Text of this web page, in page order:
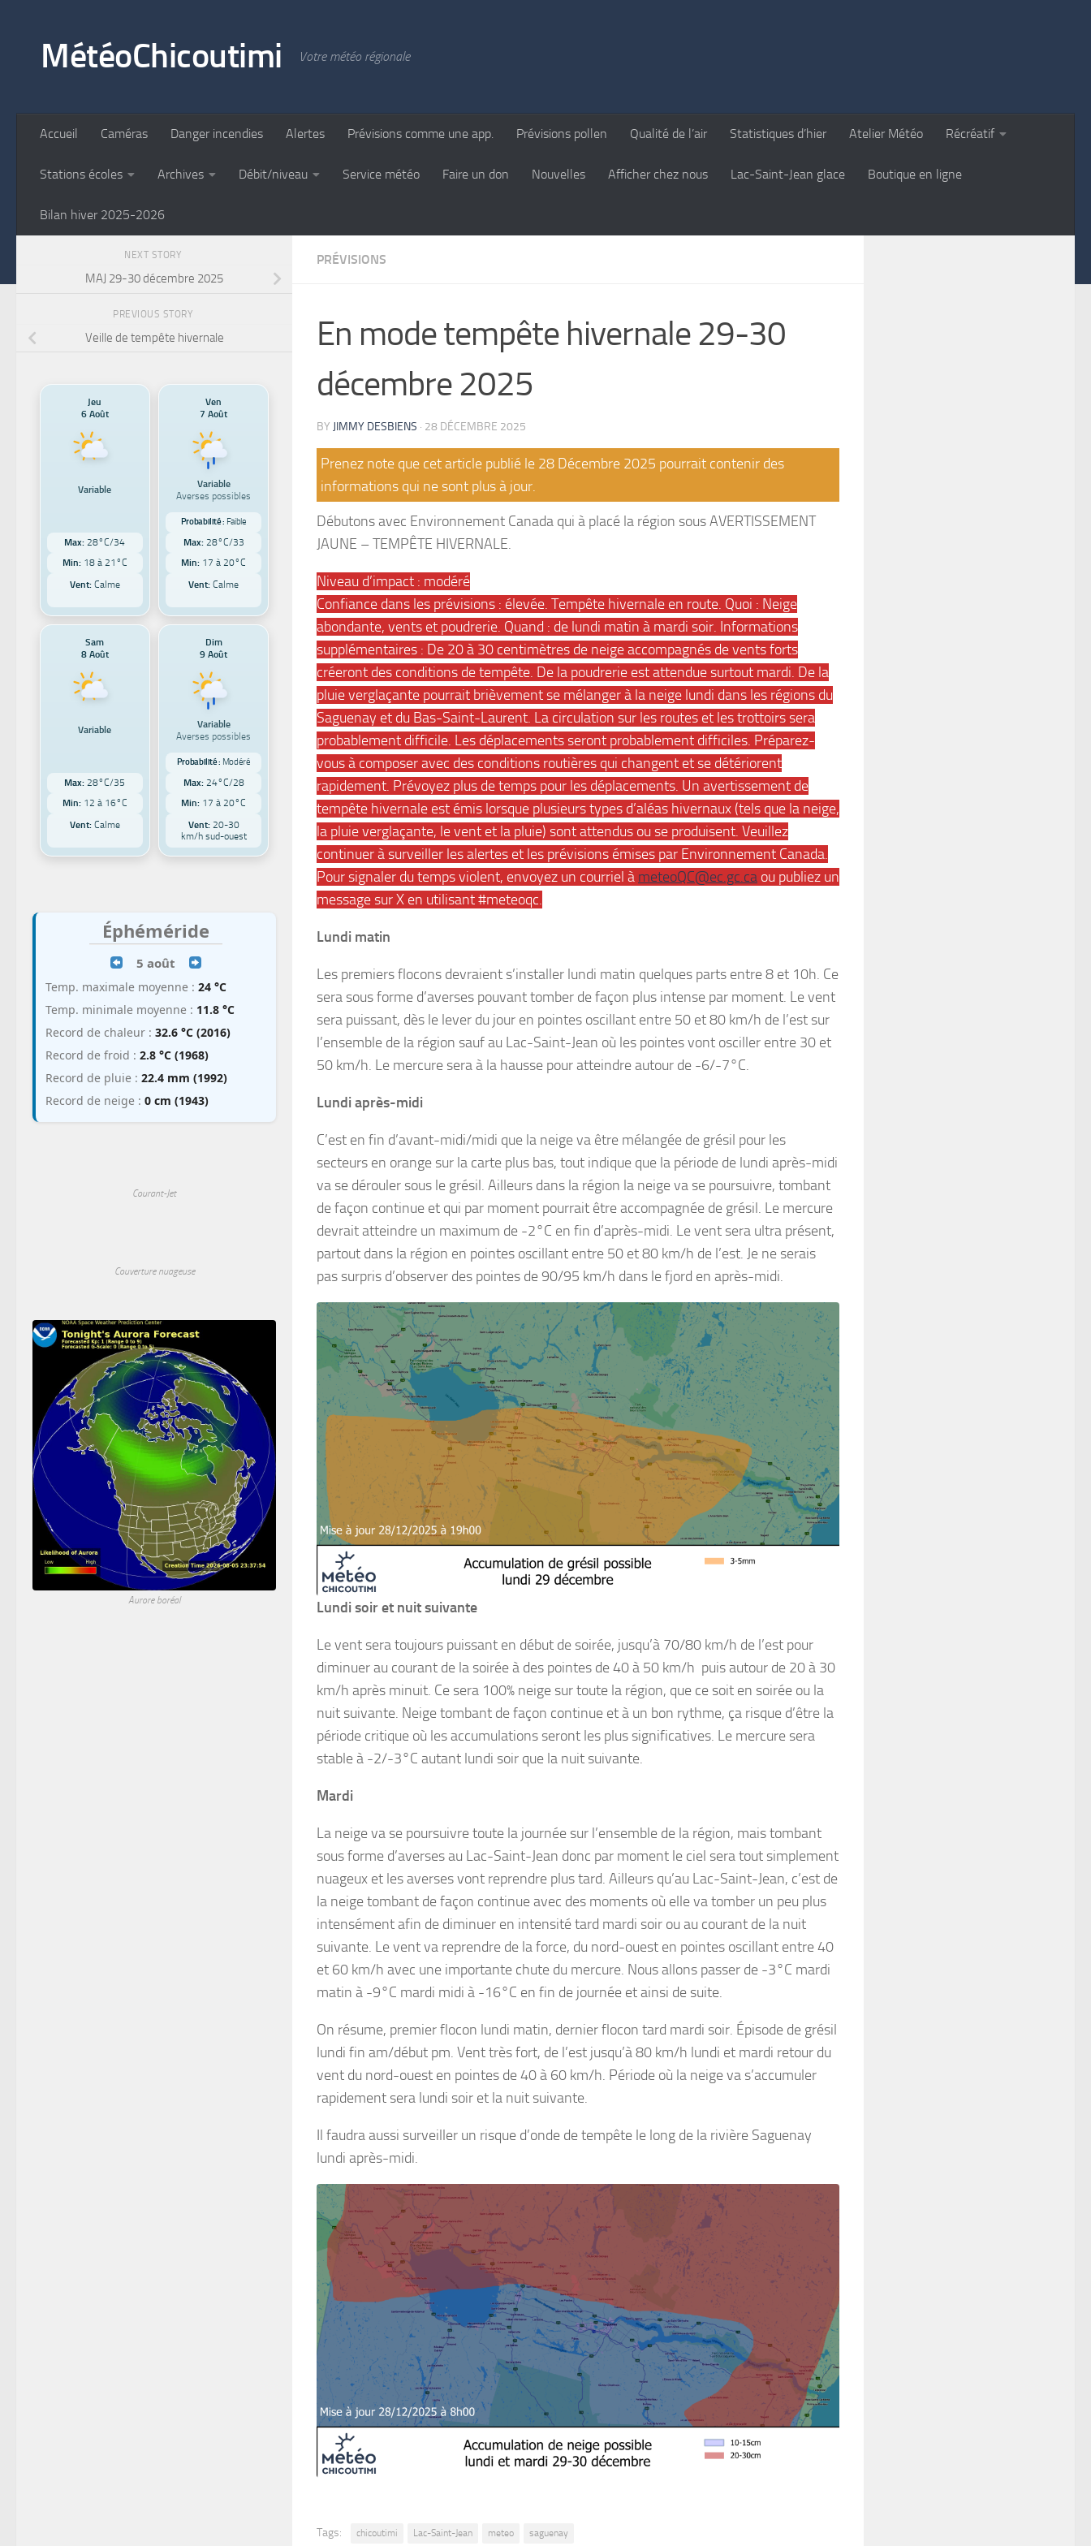
MétéoChicoutimi Votre météo régionale
Accueil Caméras Danger incendies Alertes Prévisions comme une app. Prévisions pollen Qualité de l’air Statistiques d’hier Atelier Météo Récréatif
Stations écoles Archives Débit/niveau Service météo Faire un don Nouvelles Afficher chez nous Lac-Saint-Jean glace Boutique en ligne
Bilan hiver 2025-2026
PRÉVISIONS
En mode tempête hivernale 29-30
décembre 2025
BY JIMMY DESBIENS · 28 DÉCEMBRE 2025
Prenez note que cet article publié le 28 Décembre 2025 pourrait contenir des
informations qui ne sont plus à jour.
Débutons avec Environnement Canada qui à placé la région sous AVERTISSEMENT
JAUNE – TEMPÊTE HIVERNALE.
Niveau d’impact : modéré
Confiance dans les prévisions : élevée. Tempête hivernale en route. Quoi : Neige
abondante, vents et poudrerie. Quand : de lundi matin à mardi soir. Informations
supplémentaires : De 20 à 30 centimètres de neige accompagnés de vents forts
créeront des conditions de tempête. De la poudrerie est attendue surtout mardi. De la
pluie verglaçante pourrait brièvement se mélanger à la neige lundi dans les régions du
Saguenay et du Bas-Saint-Laurent. La circulation sur les routes et les trottoirs sera
probablement difficile. Les déplacements seront probablement difficiles. Préparez-
vous à composer avec des conditions routières qui changent et se détériorent
rapidement. Prévoyez plus de temps pour les déplacements. Un avertissement de
tempête hivernale est émis lorsque plusieurs types d’aléas hivernaux (tels que la neige,
la pluie verglaçante, le vent et la pluie) sont attendus ou se produisent. Veuillez
continuer à surveiller les alertes et les prévisions émises par Environnement Canada.
Pour signaler du temps violent, envoyez un courriel à meteoQC@ec.gc.ca ou publiez un
message sur X en utilisant #meteoqc.
Lundi matin
Les premiers flocons devraient s’installer lundi matin quelques parts entre 8 et 10h. Ce
sera sous forme d’averses pouvant tomber de façon plus intense par moment. Le vent
sera puissant, dès le lever du jour en pointes oscillant entre 50 et 80 km/h de l’est sur
l’ensemble de la région sauf au Lac-Saint-Jean où les pointes vont osciller entre 30 et
50 km/h. Le mercure sera à la hausse pour atteindre autour de -6/-7°C.
Lundi après-midi
C’est en fin d’avant-midi/midi que la neige va être mélangée de grésil pour les
secteurs en orange sur la carte plus bas, tout indique que la période de lundi après-midi
va se dérouler sous le grésil. Ailleurs dans la région la neige va se poursuivre, tombant
de façon continue et qui par moment pourrait être accompagnée de grésil. Le mercure
devrait atteindre un maximum de -2°C en fin d’après-midi. Le vent sera ultra présent,
partout dans la région en pointes oscillant entre 50 et 80 km/h de l’est. Je ne serais
pas surpris d’observer des pointes de 90/95 km/h dans le fjord en après-midi.
Lundi soir et nuit suivante
Le vent sera toujours puissant en début de soirée, jusqu’à 70/80 km/h de l’est pour
diminuer au courant de la soirée à des pointes de 40 à 50 km/h puis autour de 20 à 30
km/h après minuit. Ce sera 100% neige sur toute la région, que ce soit en soirée ou la
nuit suivante. Neige tombant de façon continue et à un bon rythme, ça risque d’être la
période critique où les accumulations seront les plus significatives. Le mercure sera
stable à -2/-3°C autant lundi soir que la nuit suivante.
Mardi
La neige va se poursuivre toute la journée sur l’ensemble de la région, mais tombant
sous forme d’averses au Lac-Saint-Jean donc par moment le ciel sera tout simplement
nuageux et les averses vont reprendre plus tard. Ailleurs qu’au Lac-Saint-Jean, c’est de
la neige tombant de façon continue avec des moments où elle va tomber un peu plus
intensément afin de diminuer en intensité tard mardi soir ou au courant de la nuit
suivante. Le vent va reprendre de la force, du nord-ouest en pointes oscillant entre 40
et 60 km/h avec une importante chute du mercure. Nous allons passer de -3°C mardi
matin à -9°C mardi midi à -16°C en fin de journée et ainsi de suite.
On résume, premier flocon lundi matin, dernier flocon tard mardi soir. Épisode de grésil
lundi fin am/début pm. Vent très fort, de l’est jusqu’à 80 km/h lundi et mardi retour du
vent du nord-ouest en pointes de 40 à 60 km/h. Période où la neige va s’accumuler
rapidement sera lundi soir et la nuit suivante.
Il faudra aussi surveiller un risque d’onde de tempête le long de la rivière Saguenay
lundi après-midi.
Tags: chicoutimi Lac-Saint-Jean meteo saguenay
NEXT STORY
MAJ 29-30 décembre 2025
PREVIOUS STORY
Veille de tempête hivernale
Jeu
6 Août
Variable
Max: 28°C/34
Min: 18 à 21°C
Vent:Calme
Ven
7 Août
Variable
Averses possibles
Probabilité : Faible
Max: 28°C/33
Min: 17 à 20°C
Vent: Calme
Sam
8 Août
Variable
Max: 28°C/35
Min: 12 à 16°C
Vent:Calme
Dim
9 Août
Variable
Averses possibles
Probabilité : Modéré
Max: 24°C/28
Min: 17 à 20°C
Vent:20-30
km/h sud-ouest
Éphéméride
5 août
Temp. maximale moyenne : 24 °C
Temp. minimale moyenne : 11.8 °C
Record de chaleur : 32.6 °C (2016)
Record de froid : 2.8 °C (1968)
Record de pluie : 22.4 mm (1992)
Record de neige : 0 cm (1943)
Courant-Jet
Couverture nuageuse
Aurore boréal